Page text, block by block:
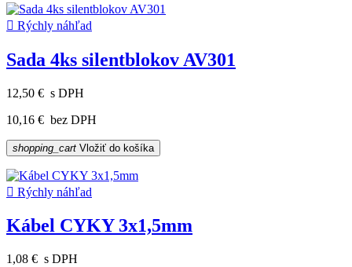
 Rýchly náhľad
Sada 4ks silentblokov AV301
12,50 € s DPH
10,16 € bez DPH
shopping_cart Vložiť do košíka
 Rýchly náhľad
Kábel CYKY 3x1,5mm
1,08 € s DPH